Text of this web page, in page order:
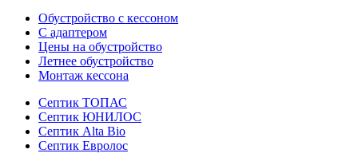
Обустройство с кессоном
С адаптером
Цены на обустройство
Летнее обустройство
Монтаж кессона
Септик ТОПАС
Септик ЮНИЛОС
Септик Alta Bio
Септик Евролос